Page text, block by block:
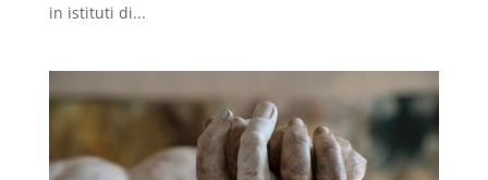
in istituti di...